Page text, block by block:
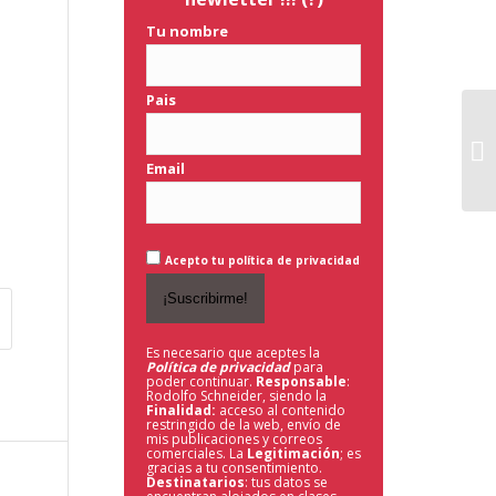
Tu nombre
Pais
Email
Acepto tu política de privacidad
Es necesario que aceptes la
Política de privacidad para
poder continuar. Responsable:
Rodolfo Schneider, siendo la
Finalidad: acceso al contenido
restringido de la web, envío de
mis publicaciones y correos
comerciales. La Legitimación; es
gracias a tu consentimiento.
Destinatarios: tus datos se